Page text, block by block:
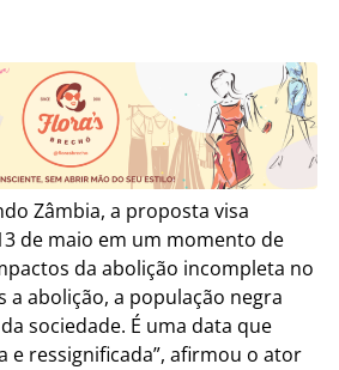
Zâmbia, a proposta visa
de maio em um momento de
da abolição incompleta no
a abolição, a população negra
sociedade. É uma data que
e ressignificada”, afirmou o ator